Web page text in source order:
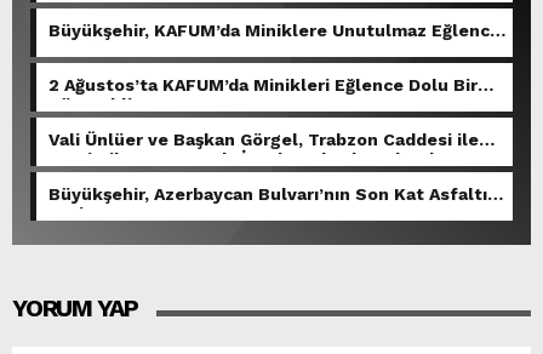
Büyükşehir, KAFUM’da Miniklere Unutulmaz Eğlence
2 Ağustos’ta KAFUM’da Minikleri Eğlence Dolu Bir
Gün Bekliyor.
Vali Ünlüer ve Başkan Görgel, Trabzon Caddesi ile
Demirciler Çarşısı’nda İncelemelerde Bulundu.
Büyükşehir, Azerbaycan Bulvarı’nın Son Kat Asfaltını
Seriyor.
YORUM YAP